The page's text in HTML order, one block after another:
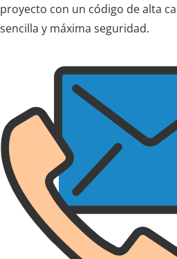
proyecto con un código de alta
sencilla y máxima seguridad.